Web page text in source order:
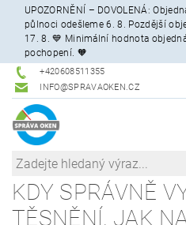
UPOZORNĚNÍ – DOVOLENÁ:
půlnoci odešleme 6. 8. Pozdější
17. 8. 💙 Minimální hodnota
pochopení. 🧡
+420608511355
INFO@SPRAVAOKEN.CZ
KDY SPRÁVNĚ
TĚSNĚNÍ, JAK